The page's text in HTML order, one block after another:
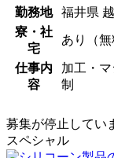
勤務地
福井県
寮・社
宅
あり（無
仕事内
容
加工・
制
募集が停止してい
スペシャル